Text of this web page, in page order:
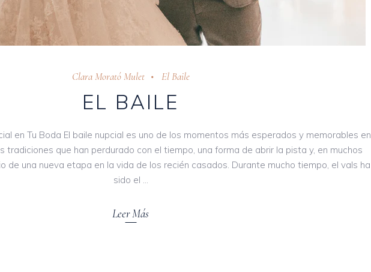
Clara Morató Mulet El Baile
EL BAILE
en Tu Boda El baile nupcial es uno de los momentos más esperados y memorables en
tradiciones que han perdurado con el tiempo, una forma de abrir la pista y, en muchos
de una nueva etapa en la vida de los recién casados. Durante mucho tiempo, el vals ha
sido el
Leer Más